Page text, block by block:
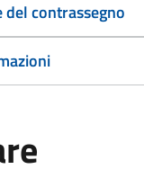
del contrassegno